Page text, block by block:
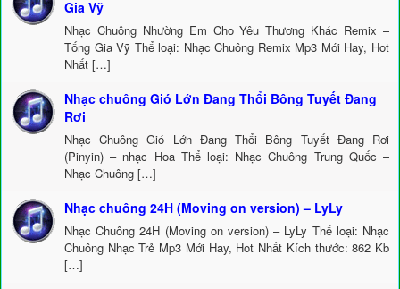
Gia Vỹ
Nhạc Chuông Nhường Em Cho Yêu Thương Khác Remix –
Tống Gia Vỹ Thể loại: Nhạc Chuông Remix Mp3 Mới Hay, Hot
Nhất […]
Nhạc chuông Gió Lớn Đang Thổi Bông Tuyết Đang
Rơi
Nhạc Chuông Gió Lớn Đang Thổi Bông Tuyết Đang Rơi
(Pinyin) – nhạc Hoa Thể loại: Nhạc Chuông Trung Quốc –
Nhạc Chuông […]
Nhạc chuông 24H (Moving on version) – LyLy
Nhạc Chuông 24H (Moving on version) – LyLy Thể loại: Nhạc
Chuông Nhạc Trẻ Mp3 Mới Hay, Hot Nhất Kích thước: 862 Kb
[…]